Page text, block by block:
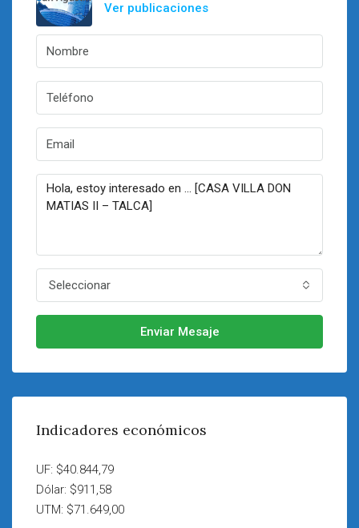
Ver publicaciones
Seleccionar
Enviar Mesaje
Indicadores económicos
UF: $40.844,79
Dólar: $911,58
UTM: $71.649,00